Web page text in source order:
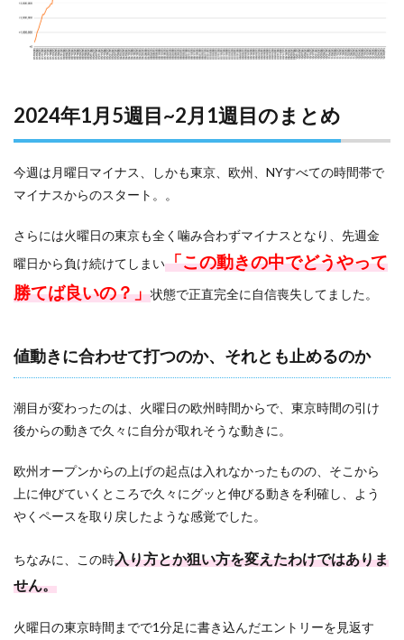
2024年1月5週目~2月1週目のまとめ
今週は月曜日マイナス、しかも東京、欧州、NYすべての時間帯で
マイナスからのスタート。。
さらには火曜日の東京も全く噛み合わずマイナスとなり、先週金
曜日から負け続けてしまい「この動きの中でどうやって
勝てば良いの？」状態で正直完全に自信喪失してました。
値動きに合わせて打つのか、それとも止めるのか
潮目が変わったのは、火曜日の欧州時間からで、東京時間の引け
後からの動きで久々に自分が取れそうな動きに。
欧州オープンからの上げの起点は入れなかったものの、そこから
上に伸びていくところで久々にグッと伸びる動きを利確し、よう
やくペースを取り戻したような感覚でした。
ちなみに、この時入り方とか狙い方を変えたわけではありま
せん。
火曜日の東京時間までで1分足に書き込んだエントリーを見返す